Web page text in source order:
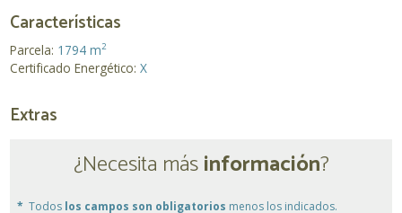
Características
Parcela: 1794 m2
Certificado Energético: X
Extras
¿Necesita másinformación?
Todos los campos son obligatorios menos los indicados.